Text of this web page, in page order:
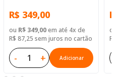
— Mude Brasil
R$ 349,00
ou R$ 349,00em até 4x de
R$ 87,25 sem juros no cartão
- + Adicionar
—
ou
R$